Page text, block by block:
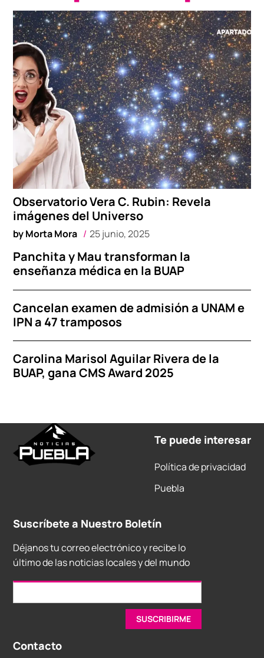
Observatorio Vera C. Rubin: Revela
imágenes del Universo
byMorta Mora 25 junio, 2025
Panchita y Mau transforman la
enseñanza médica en la BUAP
Cancelan examen de admisión a UNAM e
IPN a 47 tramposos
Carolina Marisol Aguilar Rivera de la
BUAP, gana CMS Award 2025
Te puede interesar
Política de privacidad
Puebla
Suscríbete a Nuestro Boletín
Déjanos tu correo electrónico y recibe lo
último de las noticias locales y del mundo
Contacto